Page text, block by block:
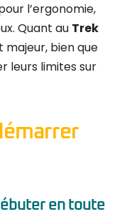
l’ergonomie,
Quant au Trek
majeur, bien que
leurs limites sur
en toute